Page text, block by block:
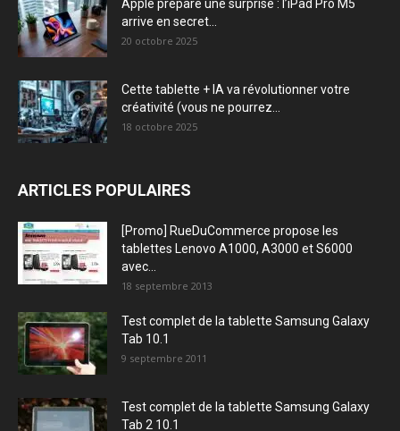
Apple prépare une surprise : l’iPad Pro M5
arrive en secret...
20 octobre 2025
Cette tablette + IA va révolutionner votre
créativité (vous ne pourrez...
18 octobre 2025
ARTICLES POPULAIRES
[Promo] RueDuCommerce propose les
tablettes Lenovo A1000, A3000 et S6000
avec...
18 septembre 2013
Test complet de la tablette Samsung Galaxy
Tab 10.1
9 septembre 2011
Test complet de la tablette Samsung Galaxy
Tab 2 10.1